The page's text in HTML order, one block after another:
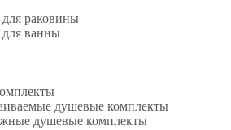
раковины
ванны
душевые комплекты
душевые комплекты